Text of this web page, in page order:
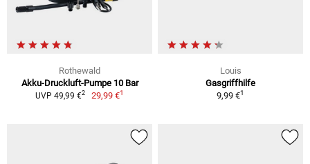
Rothewald
Akku-Druckluft-Pumpe 10 Bar
UVP 49,99 €2 29,99 €1
Louis
Gasgriffhilfe
9,99 €1